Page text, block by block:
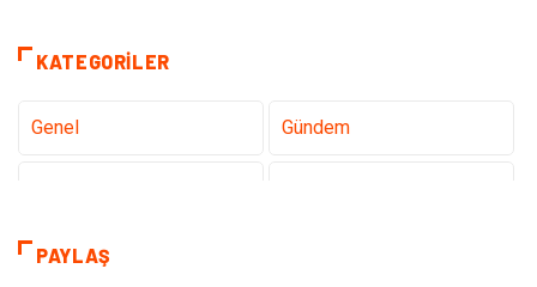
KATEGORILER
Genel Gündem
Tatil
PAYLAŞ